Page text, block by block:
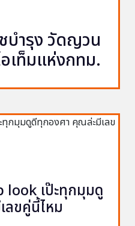
บำรุง วัดญวน
เท็มแห่งกทม.
look เป๊ะทุกมุมดู
ขคู่นี้ไหม